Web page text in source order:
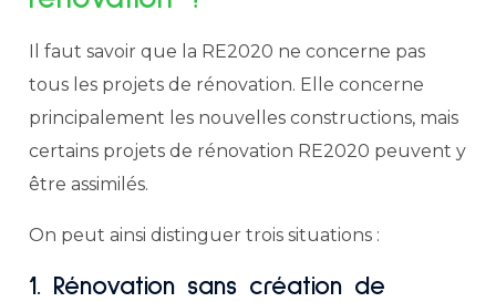
Il faut savoir que la RE2020 ne concerne pas
tous les projets de rénovation. Elle concerne
principalement les nouvelles constructions, mais
certains projets de rénovation RE2020 peuvent y
être assimilés.
On peut ainsi distinguer trois situations :
1. Rénovation sans création de